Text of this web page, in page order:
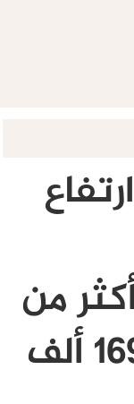
من
67 ألف شهيد و169 ألف